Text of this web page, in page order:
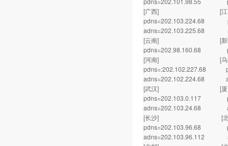
[广西] [江
pdns=202.103.224.68
adns=202.103.225.68
[云南] [新
pdns=202.98.160.68
[河南] [乌鲁
pdns=:202.102.227.68
adns=202.102.224.68
[武汉] [厦
pdns=202.103.0.117
adns=202.103.24.68
[长沙] [北
pdns=202.103.96.68
adns=202.103.96.112